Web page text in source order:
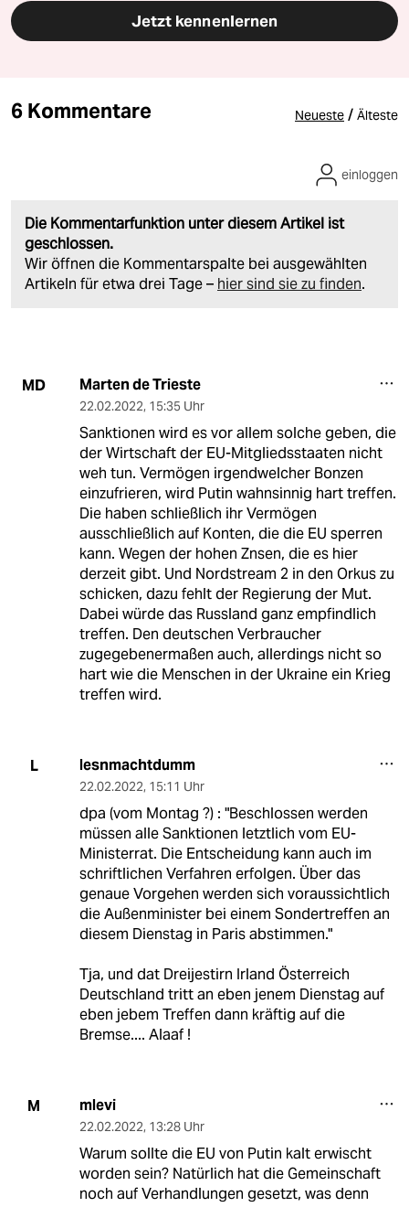
Jetzt kennenlernen
6 Kommentare Neueste / Älteste
Die Kommentarfunktion unter diesem Artikel ist
geschlossen.
Wir öffnen die Kommentarspalte bei ausgewählten
Artikeln für etwa drei Tage – hier sind sie zu finden.
einloggen
MD Marten de Trieste
22.02.2022, 15:35 Uhr
Sanktionen wird es vor allem solche geben, die
der Wirtschaft der EU-Mitgliedsstaaten nicht
weh tun. Vermögen irgendwelcher Bonzen
einzufrieren, wird Putin wahnsinnig hart treffen.
Die haben schließlich ihr Vermögen
ausschließlich auf Konten, die die EU sperren
kann. Wegen der hohen Znsen, die es hier
derzeit gibt. Und Nordstream 2 in den Orkus zu
schicken, dazu fehlt der Regierung der Mut.
Dabei würde das Russland ganz empfindlich
treffen. Den deutschen Verbraucher
zugegebenermaßen auch, allerdings nicht so
hart wie die Menschen in der Ukraine ein Krieg
treffen wird.
L lesnmachtdumm
22.02.2022, 15:11 Uhr
dpa (vom Montag ?) : "Beschlossen werden
müssen alle Sanktionen letztlich vom EU-
Ministerrat. Die Entscheidung kann auch im
schriftlichen Verfahren erfolgen. Über das
genaue Vorgehen werden sich voraussichtlich
die Außenminister bei einem Sondertreffen an
diesem Dienstag in Paris abstimmen."
Tja, und dat Dreijestirn Irland Österreich
Deutschland tritt an eben jenem Dienstag auf
eben jebem Treffen dann kräftig auf die
Bremse.... Alaaf !
M mlevi
22.02.2022, 13:28 Uhr
Warum sollte die EU von Putin kalt erwischt
worden sein? Natürlich hat die Gemeinschaft
noch auf Verhandlungen gesetzt, was denn